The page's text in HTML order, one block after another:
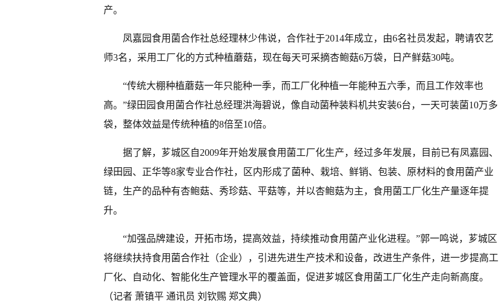
产。
凤嘉园食用菌合作社总经理林少伟说，合作社于2014年成立，由6名社员发起，聘请农艺
师3名，采用工厂化的方式种植蘑菇，现在每天可采摘杏鲍菇6万袋，日产鲜菇30吨。
“传统大棚种植蘑菇一年只能种一季，而工厂化种植一年能种五六季，而且工作效率也
高。”绿田园食用菌合作社总经理洪海碧说，像自动菌种装料机共安装6台，一天可装菌10万多
袋，整体效益是传统种植的8倍至10倍。
据了解，芗城区自2009年开始发展食用菌工厂化生产，经过多年发展，目前已有凤嘉园、
绿田园、正华等8家专业合作社，区内形成了菌种、栽培、鲜销、包装、原材料的食用菌产业
链，生产的品种有杏鲍菇、秀珍菇、平菇等，并以杏鲍菇为主，食用菌工厂化生产量逐年提
升。
“加强品牌建设，开拓市场，提高效益，持续推动食用菌产业化进程。”郭一鸣说，芗城区
将继续扶持食用菌合作社（企业），引进先进生产技术和设备，改进生产条件，进一步提高工
厂化、自动化、智能化生产管理水平的覆盖面，促进芗城区食用菌工厂化生产走向新高度。
（记者 萧镇平 通讯员 刘钦赐 郑文典）